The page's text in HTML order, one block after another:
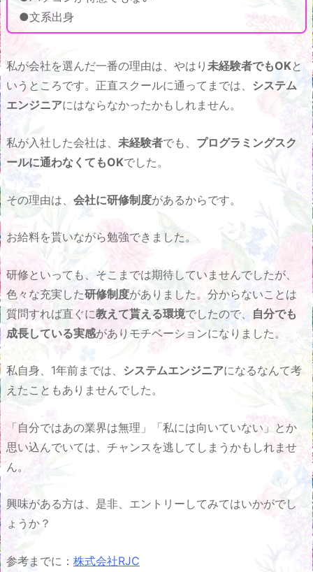
●文系出身
私が会社を選んだ一番の理由は、やはり 未経験者でもOKと
いうところです。正直スクールに通ってまでは、 システム
エンジニアにはならなかったかもしれません。
私が入社した会社は、 未経験者でも、 プログラミングスク
ールに通わなくてもOKでした。
その理由は、 会社に研修制度があるからです。
お給料を貰いながら勉強できました。
研修といっても、そこまでは期待していませんでしたが、
色々な充実した研修制度がありました。分からないことは
質問すれば直ぐに教えて貰える環境でしたので、 自分でも
成長している実感がありモチベーションになりました。
私自身、1年前までは、 システムエンジニアになるなんて考
えたこともありませんでした。
「自分ではあの業界は無理」「私には向いていない」とか
思い込んでいては、チャンスを逃してしまうかもしれませ
ん。
興味がある方は、是非、エントリーしてみてはいかがでし
ょうか？
参考までに： 株式会社RJC